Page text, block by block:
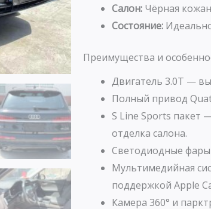
Салон: Чёрная
Состояние:
Преимущества и
Двигатель 3.0T —
Полный привод
S Line Sports пакет
отделка салона.
Светодиодные фары
Мультимедийная
поддержкой Apple
Камера 360° и